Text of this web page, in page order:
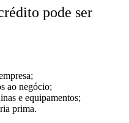
pode ser
ao negócio;
e equipamentos;
prima.